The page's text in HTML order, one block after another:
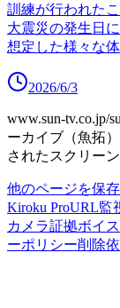
訓練が行われた
大震災の発生日
想定した様々な
2026/6/3
www.sun-tv.co.jp/
ーカイブ（魚拓）
されたスクリー
他のページを保
Kiroku ProURL監
カメラ証拠ボイ
ーポリシー削除